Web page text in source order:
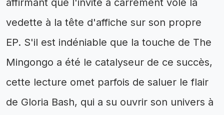
vedette à la tête d'affiche sur son propre
EP. S'il est indéniable que la touche de The
Mingongo a été le catalyseur de ce succès,
cette lecture omet parfois de saluer le flair
de Gloria Bash, qui a su ouvrir son univers à